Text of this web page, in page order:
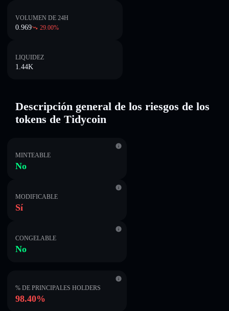
VOLUMEN DE 24H
0.969 29.00%
LIQUIDEZ
1.44K
Descripción general de los riesgos de los
tokens de Tidycoin
MINTEABLE
No
MODIFICABLE
Sí
CONGELABLE
No
% DE PRINCIPALES HOLDERS
98.40%